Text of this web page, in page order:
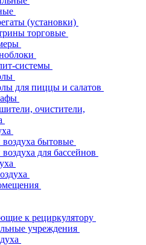
(установки)
торговые
системы
для пиццы и салатов
очистители,
бытовые
для бассейнов
к рециркулятору
учреждения